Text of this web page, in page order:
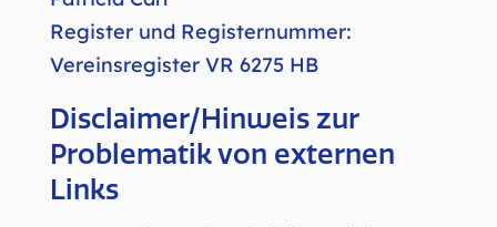
Patricia Carl
Register und Registernummer:
Vereinsregister VR 6275 HB
Disclaimer/Hinweis zur
Problematik von externen
Links